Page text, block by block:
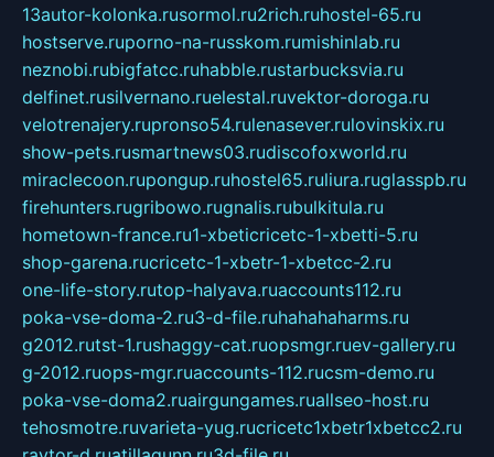
13autor-kolonka.rusormol.ru2rich.ruhostel-65.ru
hostserve.ruporno-na-russkom.rumishinlab.ru
neznobi.rubigfatcc.ruhabble.rustarbucksvia.ru
delfinet.rusilvernano.ruelestal.ruvektor-doroga.ru
velotrenajery.rupronso54.rulenasever.rulovinskix.ru
show-pets.rusmartnews03.rudiscofoxworld.ru
miraclecoon.rupongup.ruhostel65.ruliura.ruglasspb.ru
firehunters.rugribowo.rugnalis.rubulkitula.ru
hometown-france.ru1-xbeticricetc-1-xbetti-5.ru
shop-garena.rucricetc-1-xbetr-1-xbetcc-2.ru
one-life-story.rutop-halyava.ruaccounts112.ru
poka-vse-doma-2.ru3-d-file.ruhahahaharms.ru
g2012.rutst-1.rushaggy-cat.ruopsmgr.ruev-gallery.ru
g-2012.ruops-mgr.ruaccounts-112.rucsm-demo.ru
poka-vse-doma2.ruairgungames.ruallseo-host.ru
tehosmotre.ruvarieta-yug.rucricetc1xbetr1xbetcc2.ru